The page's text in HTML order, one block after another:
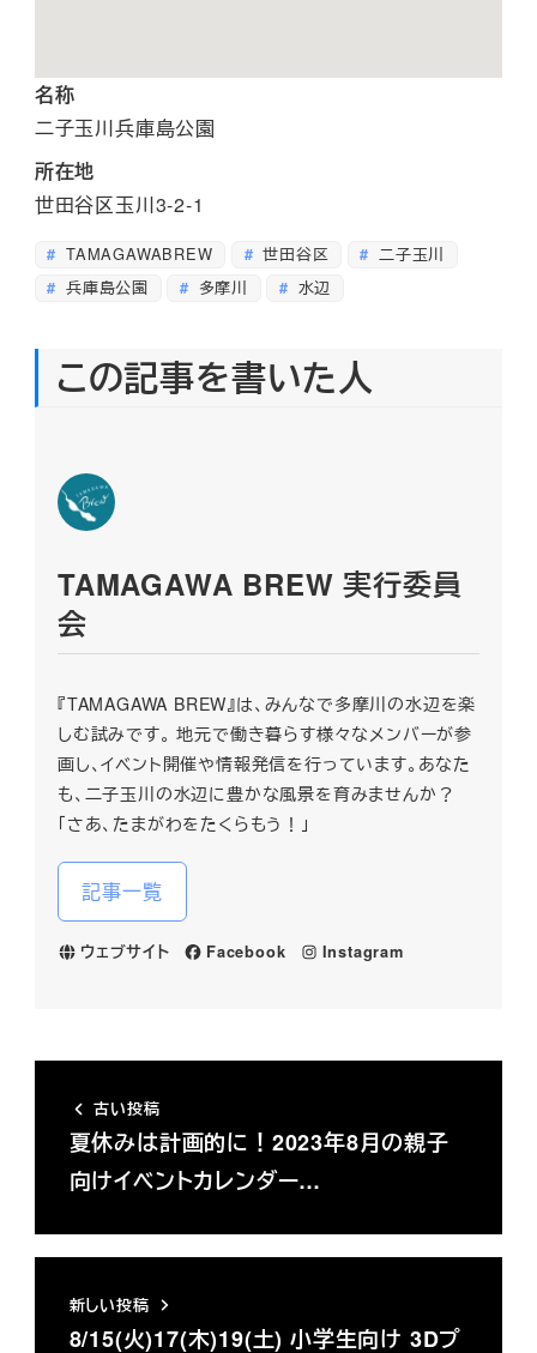
名称
二子玉川兵庫島公園
所在地
世田谷区玉川3-2-1
TAMAGAWABREW 世田谷区
二子玉川
兵庫島公園
多摩川 水辺
この記事を書いた人
TAMAGAWA BREW 実行委員
会
『TAMAGAWA BREW』は、みんなで多摩川の水辺を楽
しむ試みです。 地元で働き暮らす様々なメンバーが参
画し、イベント開催や情報発信を行っています。あなた
も、二子玉川の水辺に豊かな風景を育みませんか？
「さあ、たまがわをたくらもう！」
記事一覧
ウェブサイト Facebook Instagram
古い投稿
夏休みは計画的に！2023年8月の親子
向けイベントカレンダー…
新しい投稿
8/15(火)17(木)19(土) 小学生向け 3Dプ